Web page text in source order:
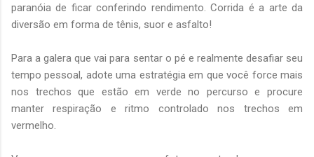
paranóia de ficar conferindo rendimento. Corrida é a arte da
diversão em forma de tênis, suor e asfalto!
Para a galera que vai para sentar o pé e realmente desafiar seu
tempo pessoal, adote uma estratégia em que você force mais
nos trechos que estão em verde no percurso e procure
manter respiração e ritmo controlado nos trechos em
vermelho.